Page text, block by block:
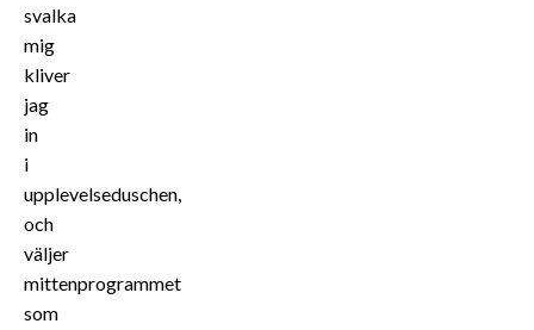
svalka
mig
kliver
jag
in
i
upplevelseduschen,
och
väljer
mittenprogrammet
som